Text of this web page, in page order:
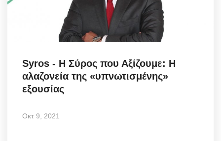
Syros - Η Σύρος που Αξίζουμε: Η
αλαζονεία της «υπνωτισμένης»
εξουσίας
Οκτ 9, 2021